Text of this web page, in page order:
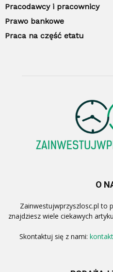
Pracodawcy i pracownicy
Prawo bankowe
Praca na część etatu
O
Zainwestujwprzyszlosc.pl to
znajdziesz wiele ciekawych
Skontaktuj się z nami: